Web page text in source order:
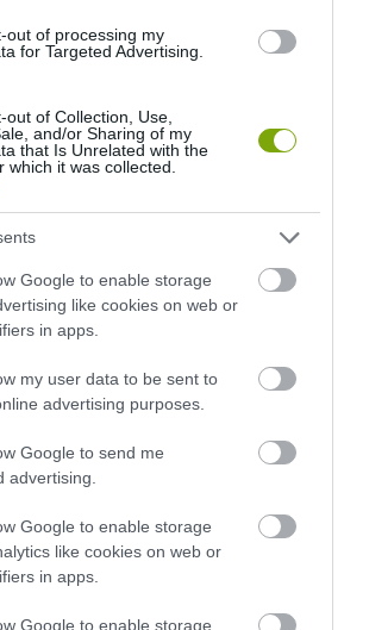
out of processing my
for Targeted Advertising.
out of Collection, Use,
and/or Sharing of my
that Is Unrelated with the
which it was collected.
Google to enable storage
like cookies on web or
in apps.
my user data to be sent to
advertising purposes.
Google to send me
advertising.
Google to enable storage
like cookies on web or
in apps.
Google to enable storage
ÉS
PANNONHALMI FŐAPÁTSÁG
PINCÉSZETÉBE
SZOMJAZIK: LÉGKÖRI ASZÁLY
SZÍVJA KI A VIZET A
2026-08-04